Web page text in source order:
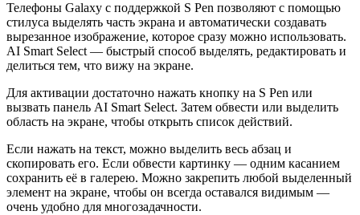
Телефоны Galaxy с поддержкой S Pen позволяют с помощью
стилуса выделять часть экрана и автоматически создавать
вырезанное изображение, которое сразу можно использовать.
AI Smart Select — быстрый способ выделять, редактировать и
делиться тем, что вижу на экране.
Для активации достаточно нажать кнопку на S Pen или
вызвать панель AI Smart Select. Затем обвести или выделить
область на экране, чтобы открыть список действий.
Если нажать на текст, можно выделить весь абзац и
скопировать его. Если обвести картинку — одним касанием
сохранить её в галерею. Можно закрепить любой выделенный
элемент на экране, чтобы он всегда оставался видимым —
очень удобно для многозадачности.